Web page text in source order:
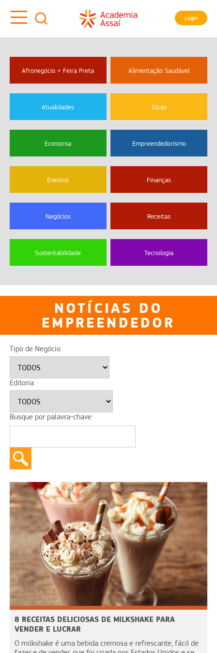
Login
Afronegócio + Feira Preta Alimentação Saudável
Atualidades Dicas
Economia Empreendedorismo
Eventos Finanças
Negócios Receitas
Sustentabilidade Tecnologia
NOTÍCIAS DO
EMPREENDEDOR
Tipo de Negócio
Editoria
Busque por palavra-chave
8 RECEITAS DELICIOSAS DE MILKSHAKE PARA
VENDER E LUCRAR
O milkshake é uma bebida cremosa e refrescante, fácil de